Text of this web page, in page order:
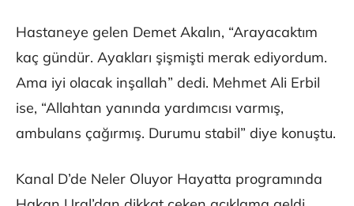
Hastaneye gelen Demet Akalın, “Arayacaktım
kaç gündür. Ayakları şişmişti merak ediyordum.
Ama iyi olacak inşallah” dedi. Mehmet Ali Erbil
ise, “Allahtan yanında yardımcısı varmış,
ambulans çağırmış. Durumu stabil” diye konuştu.
Kanal D’de Neler Oluyor Hayatta programında